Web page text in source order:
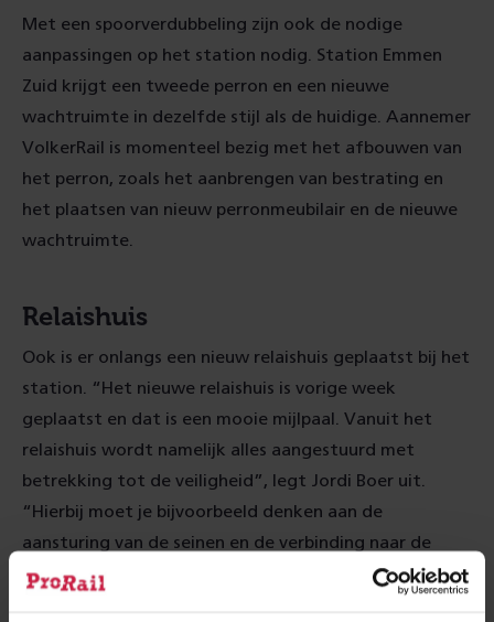
Met een spoorverdubbeling zijn ook de nodige
aanpassingen op het station nodig. Station Emmen
Zuid krijgt een tweede perron en een nieuwe
wachtruimte in dezelfde stijl als de huidige. Aannemer
VolkerRail is momenteel bezig met het afbouwen van
het perron, zoals het aanbrengen van bestrating en
het plaatsen van nieuw perronmeubilair en de nieuwe
wachtruimte.
Relaishuis
Ook is er onlangs een nieuw relaishuis geplaatst bij het
station. “Het nieuwe relaishuis is vorige week
geplaatst en dat is een mooie mijlpaal. Vanuit het
relaishuis wordt namelijk alles aangestuurd met
betrekking tot de veiligheid”, legt Jordi Boer uit.
“Hierbij moet je bijvoorbeeld denken aan de
aansturing van de seinen en de verbinding naar de
treinverkeersleider.” Het inrichten, aansluiten en